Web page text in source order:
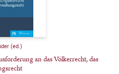
(ed.)
an das Völkerrecht, das